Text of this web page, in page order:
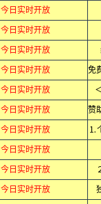
今日实时开放
今日实时开放
今日实时开放
今日实时开放
今日实时开放
今日实时开放
今日实时开放 ⒈
今日实时开放
今日实时开放
今日实时开放